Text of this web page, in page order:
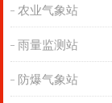
农业气象站
雨量监测站
防爆气象站